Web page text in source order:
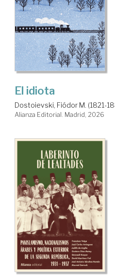
El idiota
Dostoievski, Fiódor M. (1821-
Alianza Editorial. Madrid, 2026